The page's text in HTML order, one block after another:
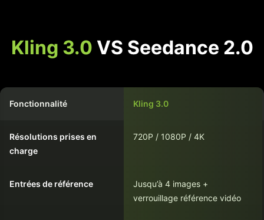
Kling 3.0 VS Seedance 2.0
Fonctionnalité Kling 3.0
Résolutions prises en
charge
720P / 1080P / 4K
Entrées de référence
Jusqu’à 4 images +
verrouillage référence vidéo